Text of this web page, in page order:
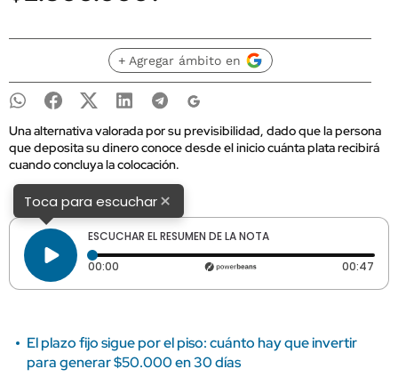
+ Agregar ámbito en
Una alternativa valorada por su previsibilidad, dado que la persona
que deposita su dinero conoce desde el inicio cuánta plata recibirá
cuando concluya la colocación.
Toca para escuchar×
ESCUCHAR EL RESUMEN DE LA NOTA
00:00 Tiempo transcurrido: 0 segundos 00:47
El plazo fijo sigue por el piso: cuánto hay que invertir
para generar $50.000 en 30 días